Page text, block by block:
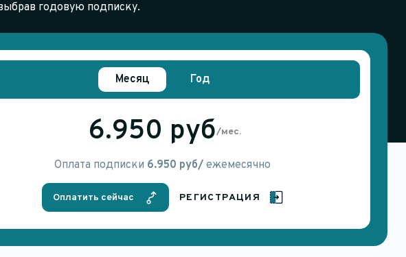
годовую подписку.
Месяц Год
6.950 руб/мес.
Оплата подписки 6.950 руб/ ежемесячно
Оплатить сейчас РЕГИСТРАЦИЯ